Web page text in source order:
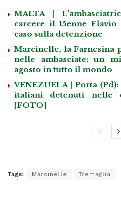
MALTA |
carcere il 15enne
caso sulla detenzione
Marcinelle, la Farnesina
nelle ambasciate: un
agosto in tutto il mondo
VENEZUELA | Porta
italiani detenuti nelle
[FOTO]
Tags: Marcinelle Tremaglia